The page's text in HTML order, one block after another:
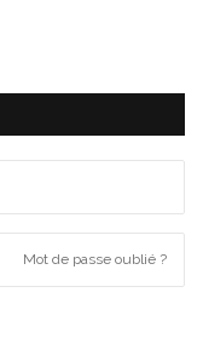
Mot de passe oublié ?